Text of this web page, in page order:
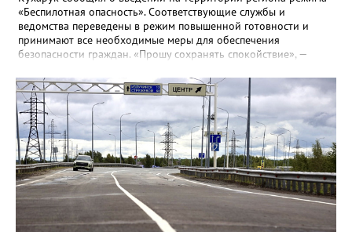
«Беспилотная опасность». Соответствующие службы и
ведомства переведены в режим повышенной готовности и
принимают все необходимые меры для обеспечения
безопасности граждан. «Прошу сохранять спокойствие», —
беспилотной опасности жителям рекомендуется: · по
возможности не выходить на улицу и не подходить к окнам;
· не покидать безопасное место до сигнала «Отбой
беспилотной опасности». В целях безопасности усилен
контроль за воздушным пространством, возможны
ограничения сотовой связи и мобильного интернета.
Категорически запрещается: · трогать или перемещать
обломки; · снимать и распространять информацию о
работе ПВО или беспилотниках. При обнаружении
подозрительных объектов или обломков необходимо
немедленно сообщить по телефону 112.